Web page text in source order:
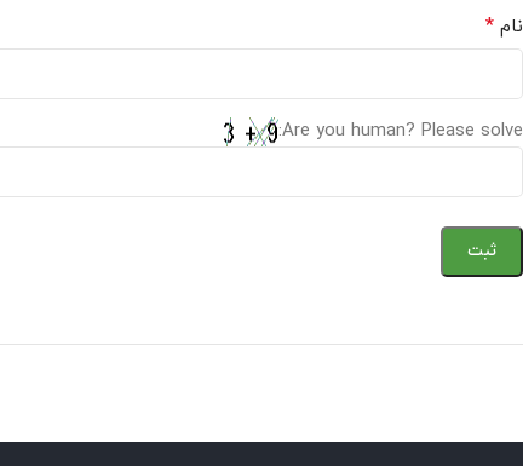
نام *
Are you human? Please solve: